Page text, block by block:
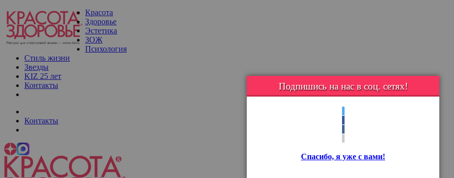
Красота
Здоровье
Эстетика
ЗОЖ
Психология
Стиль жизни
Звезды
KIZ 25 лет
Контакты
Контакты
Подпишись на нас в соц. сетях!
Спасибо, я уже с вами!